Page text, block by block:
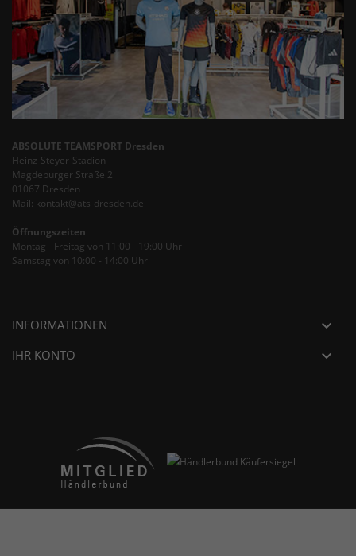
ABSOLUTE TEAMSPORT Dresden
Heinz-Steyer-Stadion
Magdeburger Straße 2
01067 Dresden
Mail: kontakt@ats-dresden.de
Öffnungszeiten
Montag - Freitag von 11:00 - 19:00 Uhr
Samstag von 10:00 - 14:00 Uhr
INFORMATIONEN 
IHR KONTO 